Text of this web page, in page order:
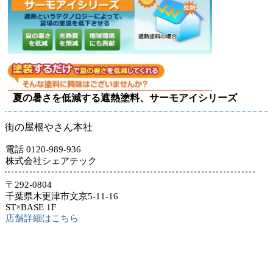
夏の暑さを低減する遮熱塗料、サーモアイシリーズ
街の屋根やさん本社
電話 0120-989-936
株式会社シェアテック
〒292-0804
千葉県木更津市文京5-11-16
ST×BASE 1F
店舗詳細はこちら